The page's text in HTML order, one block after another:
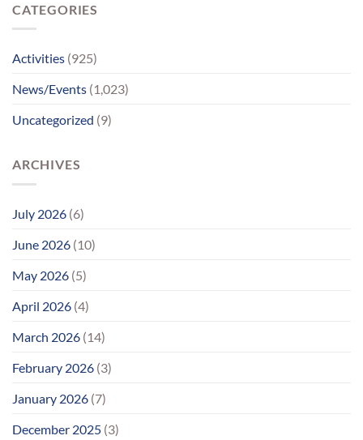
વર્ષોની
CATEGORIES
Activities (925)
News/Events (1,023)
Uncategorized (9)
ARCHIVES
July 2026 (6)
June 2026 (10)
May 2026 (5)
April 2026 (4)
March 2026 (14)
February 2026 (3)
January 2026 (7)
December 2025 (3)